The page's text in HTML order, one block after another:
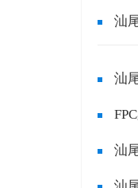
汕
汕
汕